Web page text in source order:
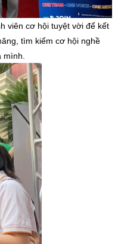
viên cơ hội tuyệt vời để kết
tìm kiếm cơ hội nghề